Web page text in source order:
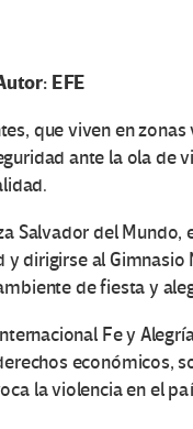
EFE
que viven en
ante la ola de
Salvador del Mundo,
dirigirse al Gimnasio
de fiesta y
Fe y
económicos,
la violencia en el